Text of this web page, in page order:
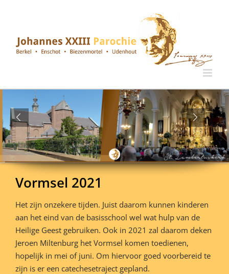
Vormsel 2021
Het zijn onzekere tijden. Juist daarom kunnen kinderen
aan het eind van de basisschool wel wat hulp van de
Heilige Geest gebruiken. Ook in 2021 zal daarom deken
Jeroen Miltenburg het Vormsel komen toedienen,
hopelijk in mei of juni. Om hiervoor goed voorbereid te
zijn is er een catechesetraject gepland.